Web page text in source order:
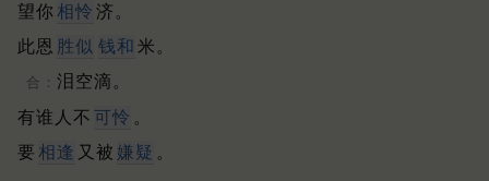
望你相怜 济。
此恩 胜似 钱和 米。
合： 泪空滴。
有谁人不 可怜 。
要 相逢 又被 嫌疑 。